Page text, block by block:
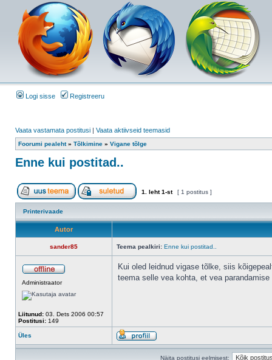
Logi sisse Registreeru
Vaata vastamata postitusi | Vaata aktiivseid teemasid
Foorumi pealeht» Tõlkimine » Vigane tõlge
Enne kui postitad..
1 . leht1-st [ 1 postitus ]
Printerivaade
Autor
sander85 Teema pealkiri: Enne kui postitad..
Administraator
Liitunud: 03. Dets 2006 00:57
Postitusi: 149
Kui oled leidnud vigase tõlke, siis
teema selle vea kohta, et vea
Üles
Näita postitusi eelmisest: